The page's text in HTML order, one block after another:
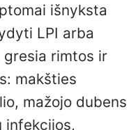
išnyksta
LPI arba
gresia rimtos ir
makšties
mažojo dubens
infekcijos,